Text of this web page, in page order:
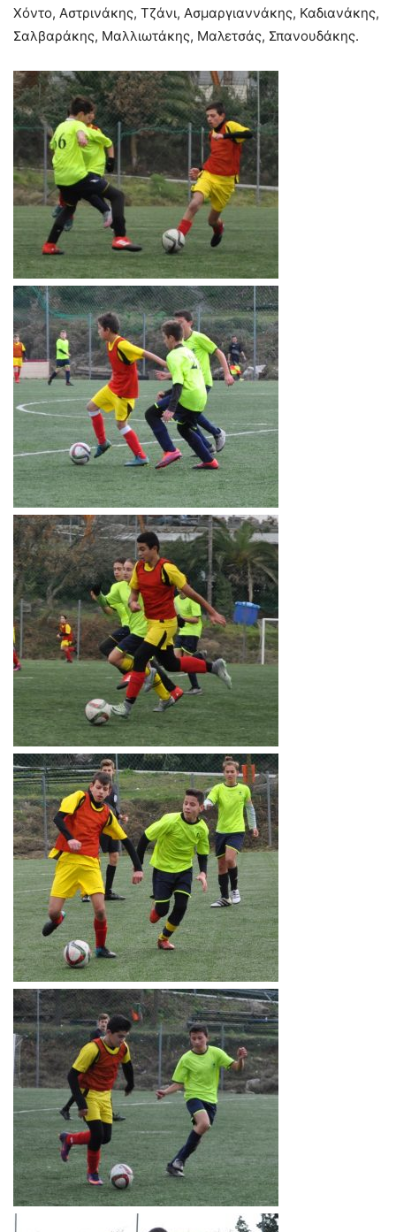
Χόντο, Αστρινάκης, Τζάνι, Ασμαργιαννάκης, Καδιανάκης,
Σαλβαράκης, Μαλλιωτάκης, Μαλετσάς, Σπανουδάκης.